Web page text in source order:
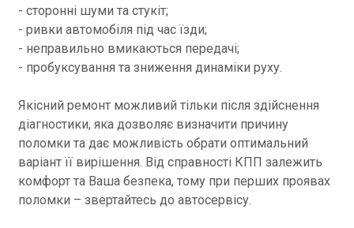
- сторонні шуми та стукіт;
- ривки автомобіля під час їзди;
- неправильно вмикаються передачі;
- пробуксування та зниження динаміки руху.
Якісний ремонт можливий тільки після здійснення
діагностики, яка дозволяє визначити причину
поломки та дає можливість обрати оптимальний
варіант її вирішення. Від справності КПП залежить
комфорт та Ваша безпека, тому при перших проявах
поломки – звертайтесь до автосервісу.